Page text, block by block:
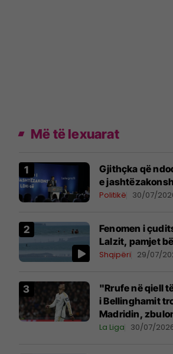
Më të lexuarat
Gjithçka që
e
Politikë 30/07/
Fenomen i
Lalzit, pamjet
Shqipëri 29/07/
"Rrufe në qiell
i Bellinghamit
Madridin,
anglez për
La Liga 30/07/